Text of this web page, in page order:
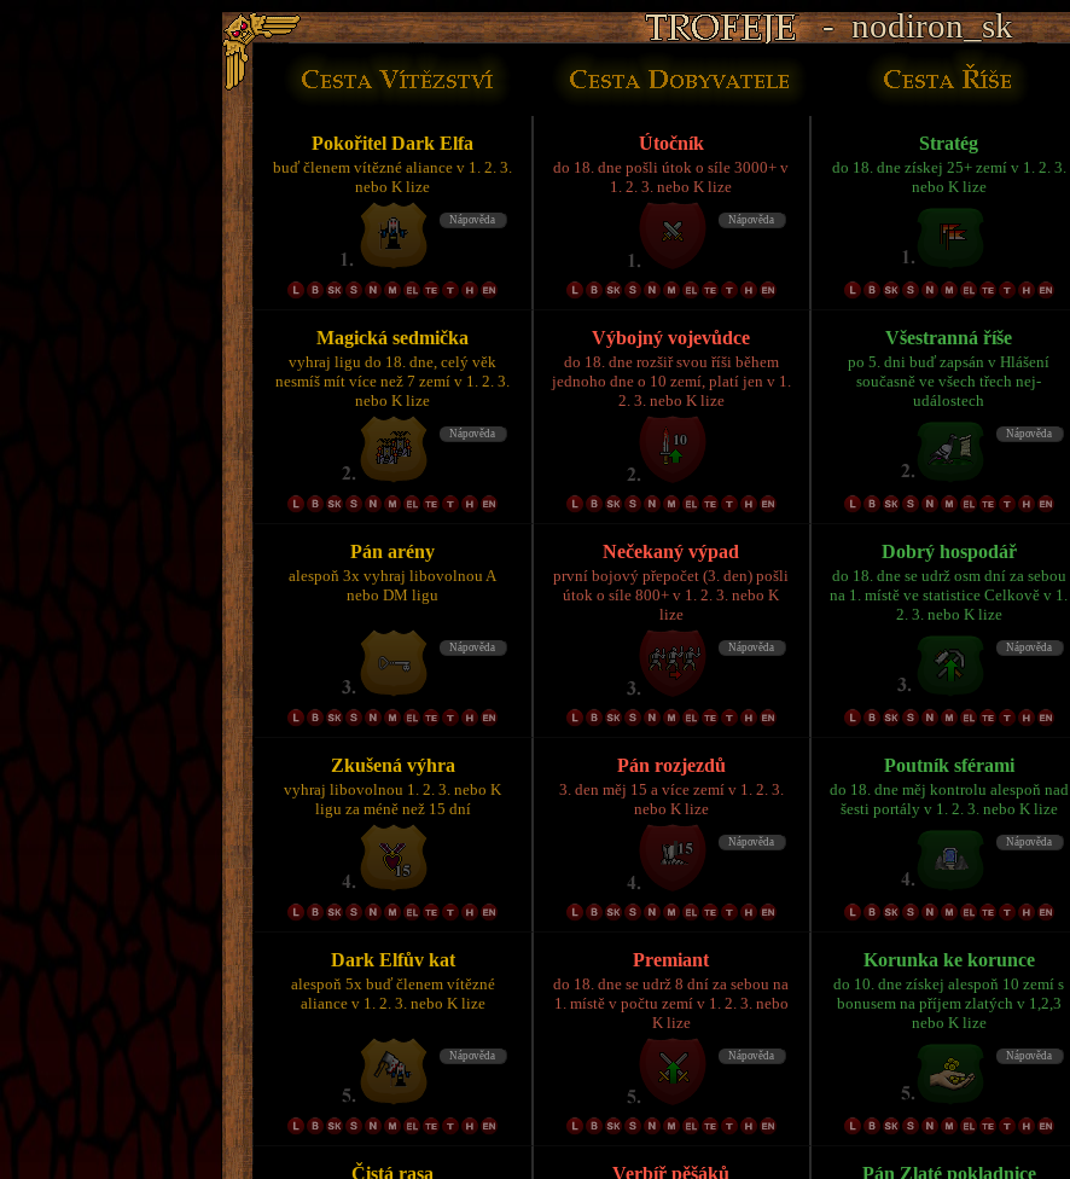
- nodiron_sk
- nodiron_sk
- nodiron_sk
- nodiron_sk
- nodiron_sk
Pokořitel Dark Elfa
buď členem vítězné aliance v 1. 2. 3.
nebo K lize
Útočník
do 18. dne pošli útok o síle 3000+ v
1. 2. 3. nebo K lize
Stratég
do 18. dne získej 25+ zemí v 1. 2. 3.
nebo K lize
Magická sedmička
vyhraj ligu do 18. dne, celý věk
nesmíš mít více než 7 zemí v 1. 2. 3.
nebo K lize
Výbojný vojevůdce
do 18. dne rozšiř svou říši během
jednoho dne o 10 zemí, platí jen v 1.
2. 3. nebo K lize
Všestranná říše
po 5. dni buď zapsán v Hlášení
současně ve všech třech nej-
událostech
Pán arény
alespoň 3x vyhraj libovolnou A
nebo DM ligu
Nečekaný výpad
první bojový přepočet (3. den) pošli
útok o síle 800+ v 1. 2. 3. nebo K
lize
Dobrý hospodář
do 18. dne se udrž osm dní za sebou
na 1. místě ve statistice Celkově v 1.
2. 3. nebo K lize
Zkušená výhra
vyhraj libovolnou 1. 2. 3. nebo K
ligu za méně než 15 dní
Pán rozjezdů
3. den měj 15 a více zemí v 1. 2. 3.
nebo K lize
Poutník sférami
do 18. dne měj kontrolu alespoň nad
šesti portály v 1. 2. 3. nebo K lize
Dark Elfův kat
alespoň 5x buď členem vítězné
aliance v 1. 2. 3. nebo K lize
Premiant
do 18. dne se udrž 8 dní za sebou na
1. místě v počtu zemí v 1. 2. 3. nebo
K lize
Korunka ke korunce
do 10. dne získej alespoň 10 zemí s
bonusem na příjem zlatých v 1,2,3
nebo K lize
Čistá rasa Verbíř pěšáků Pán Zlaté pokladnice